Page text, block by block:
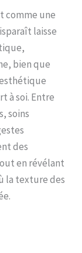
comme une
laisse
bien que
à soi. Entre
soins
des
en révélant
la texture des